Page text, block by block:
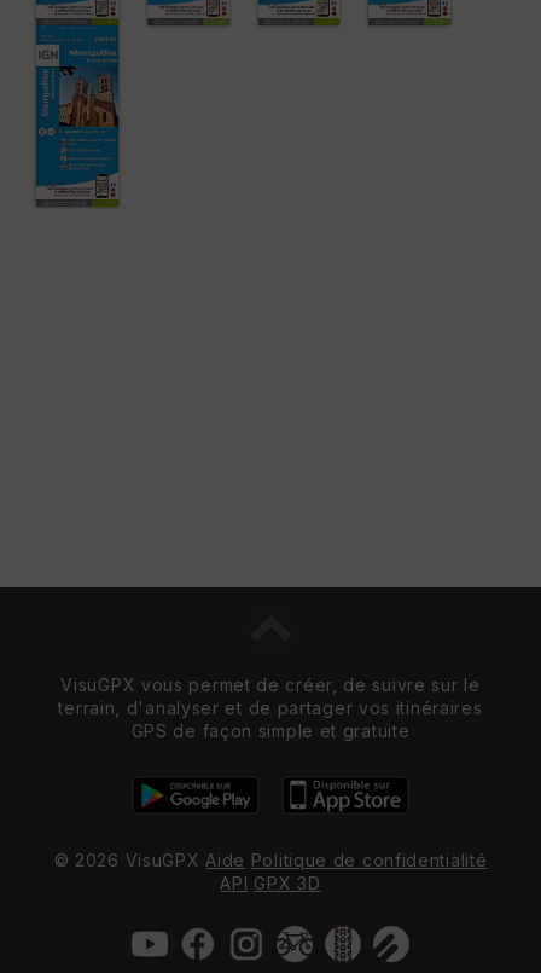
VisuGPX vous permet de créer, de suivre sur le
terrain, d'analyser et de partager vos itinéraires
GPS de façon simple et gratuite
© 2026 VisuGPX Aide Politique de confidentialité
API GPX 3D